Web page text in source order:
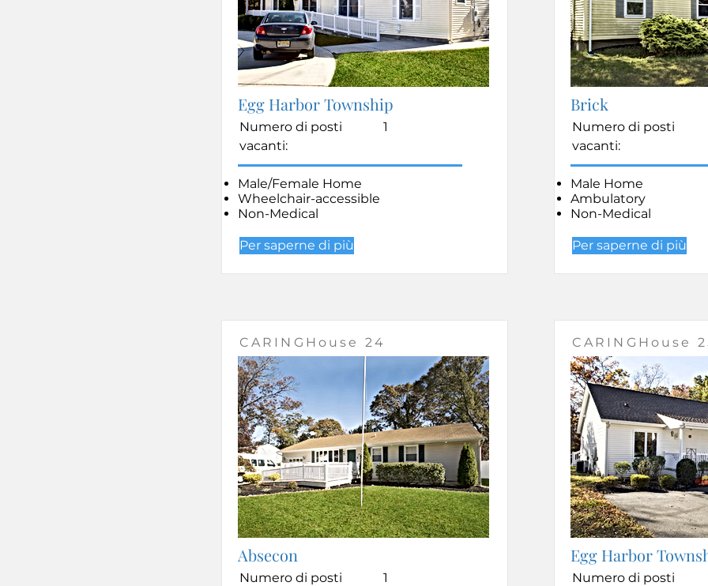
Egg Harbor Township
Numero di posti
vacanti:
1
Male/Female Home
Wheelchair-accessible
Non-Medical
Per saperne di più
CARINGHouse 24
Absecon
Numero di posti
1
Brick
Numero di posti
vacanti:
Male Home
Ambulatory
Non-Medical
Per saperne di più
CARINGHouse
Egg Harbor
Numero di posti